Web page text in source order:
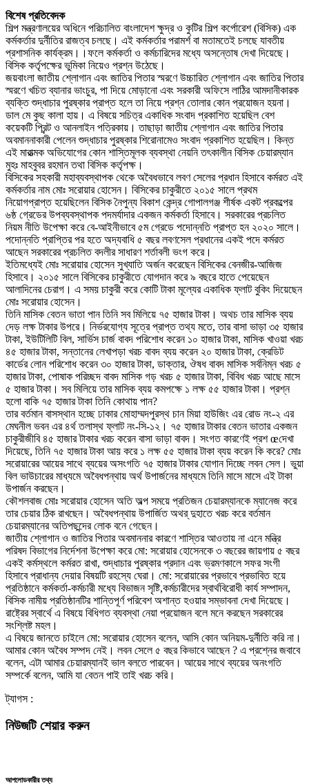
বিশেষ প্রতিবেদক
শিল্প মন্ত্রণালয়ের অধিনে পরিচালিত বাংলাদেশ ক্ষুদ্র ও কুটির শিল্প কর্পোরেশ (বিসিক) এক
কর্মকর্তার দুর্নীতির রাজত্ব চলছে। এই কর্মকর্তার পরামর্শ বা মতামতেই চলছে যাবতীয়
প্রশাসনিক কার্যক্রম।।ফলে কর্মকর্তা ও কর্মচারিদের মধ্যে অসন্তোষ দেখা দিয়েছে।
বিসিক কর্তৃপক্ষের ভুমিকা নিয়েও প্রশ্ন উঠেছে।
জয়বাংলা জাতীয় শ্লোগান এবং জাতির পিতার স্মরণে উচ্চারিত শ্লোগান এবং জাতির পিতার
স্মরণে খচিত ব্যানার ভাংচুর, পা দিয়ে মোড়ানো এবং সরকারী অফিসে লাঠির আমদানীকারক
ব্যক্তি শুদ্ধাচার পুরষ্কার প্রাপ্ত হলে তা নিয়ে প্রশ্ন তোলার কোন প্রয়োজন হয়না।
ডাল মে কুছ কালা হায়। এ বিষয়ে সচিত্র একাধিক সংবাদ প্রকাশিত হয়েছিল বেশ
কয়েকটি প্রিন্ট ও আনলাইন পত্রিকায়। তাছাড়া জাতীয় শ্লোগান এবং জাতির পিতার
অবমাননাকারী পেলেন শুদ্ধাচার পুরষ্কার শিরোনামেও সংবাদ প্রকাশিত হয়েছিল। কিন্ত
এই মারাত্মক অভিযোগের কোন শাস্তিমূলক ব্যবস্থা নেয়নি তৎকালীন বিসিক চেয়ারম্যান
মুহঃ মাহবুবর রহমান তথা বিসিক কর্তৃপক্ষ।
বিসিকের সহকারী মহাব্যবস্থাপক থেকে অবৈধভাবে লবণ সেলের প্রধান হিসাবে কর্মরত এই
কর্মকর্তার নাম মোঃ সরোয়ার হোসেন। বিসিকের চাকুরীতে ২০১৫ সালে প্রথম
নিয়োগপ্রাপ্ত হয়েছিলেন বিসিক নৈপুন্য বিকাশ কেন্দ্র গোপালগঞ্জ শীর্ষক একট প্রকল্পের
৬ষ্ঠ গ্রেডের উপব্যবস্থাপক পদমর্যাদার একজন কর্মকর্তা হিসাবে। সরকারের প্রচলিত
নিয়ম নীতি উপেক্ষা করে বে-আইনীভাবে ৫ম গ্রেডে পদোন্নতি প্রাপ্ত হন ২০২০ সালে।
পদোন্নতি প্রাপ্তির পর হতে অদ্যবাধি ৫ বছর লবণসেল প্রধানের একই পদে কর্মরত
আছেন সরকারের প্রচলিত বদলীর সাধারণ শর্তাবলী ভংগ করে।
ইতিমধ্যেই মোঃ সরোয়ার হোসেন সুখ্যাতি অর্জন করেছেন বিসিকের বেনজীর-আজিজ
হিসাবে। ২০১৫ সালে বিসিকের চাকুরীতে যোগদান করে ৯ বছরে হাতে পেয়েছেন
আলাদিনের চেরাগ। এ সময় চাকুরী করে কোটি টাকা মূল্যের একাধিক ফ্লাট বুকিং দিয়েছেন
মোঃ সরোয়ার হোসেন।
তিনি মাসিক বেতন ভাতা পান তিনি সব মিলিয়ে ৭৫ হাজার টাকা। অথচ তার মাসিক ব্যয়
দেড় লক্ষ টাকার উপরে। নির্ভরযোগ্য সূত্রে প্রাপ্ত তথ্য মতে, তার বাসা ভাড়া ৩৫ হাজার
টাকা, ইউটিলিটি বিল, সার্ভিস চার্জ বাবদ পরিশোধ করেন ১০ হাজার টাকা, মাসিক খাওয়া খরচ
৪৫ হাজার টাকা, সন্তানের লেখাপড়া খরচ বাবদ ব্যয় করেন ২০ হাজার টাকা, ক্রেডিট
কার্ডের লোন পরিশোধ করেন ৩০ হাজার টাকা, ডাক্তার, ঔষধ বাবদ মাসিক সর্বনিম্ন খরচ ৫
হাজার টাকা, পোষাক পরিচ্ছদ বাবদ মাসিক গড় খরচ ৫ হাজার টাকা, বিবিধ খরচ আছে মাসে
৫ হাজার টাকা। সব মিলিয়ে তার মাসিক ব্যয় কমপক্ষে ১ লক্ষ ৫৫ হাজার টাকা। প্রশ্ন
হলো বাকি ৭৫ হাজার টাকা তিনি কোথায় পান?
তার বর্তমান বাসস্থান হচ্ছে ঢাকার মোহাম্মদপুরস্থ চান মিয়া হাউজিং এর রোড নং-২ এর
মেঘনীল ভবন এর ৪র্থ তলাস্থ ফ্লাট নং-সি-১২। ৭৫ হাজার টাকার বেতন ভাতার একজন
চাকুরীজীবি ৪৫ হাজার টাকার খরচ করেন বাসা ভাড়া বাবদ। সংগত কারণেই প্রশ œদেখা
দিয়েছে, তিনি ৭৫ হাজার টাকা আয় করে ১ লক্ষ ৫৫ হাজার টাকা ব্যয় করেন কি করে? মোঃ
সরোয়ারের আয়ের সাথে ব্যয়ের অসংগতি ৭৫ হাজার টাকার যোগান দিচ্ছে লবন সেল। ভুয়া
বিল ভাউচারের মাধ্যমে অবৈধপন্থায় অর্থ উপার্জনের মাধ্যমে তিনি মাসে মাসে এই টাকা
উপার্জন করছেন।
কৌশলবাজ মোঃ সরোয়ার হোসেন অতি অল্প সময়ে প্রতিজন চেয়ারম্যানকে ম্যানেজ করে
তার চেয়ার ঠিক রাখছেন। অবৈধপন্থায় উপার্জিত অথর্ দুহাতে খরচ করে বর্তমান
চেয়ারম্যানের অতিপছন্দের লোক বনে গেছেন।
জাতীয় শ্লোগান ও জাতির পিতার অবমাননার কারণে শাস্তির আওতায় না এনে মন্ত্রি
পরিষদ বিভাগের নির্দেশনা উপেক্ষা করে মো: সরোয়ার হোসেনকে ৩ বছরের জায়গায় ৫ বছর
একই কর্মস্থলে কর্মরত রাখা, শুদ্ধাচার পুরষ্কার প্রদান এবং ভ্রমণকালে সফর সংগী
হিসাবে প্রাধান্য দেয়ার বিষয়টি রহস্যে ঘেরা। মো: সরোয়ারের প্রভাবে প্রভাবিত হয়ে
প্রতিষ্ঠানে কর্মকর্তা-কর্মচারী মধ্যে বিভাজন সৃষ্টি,কর্মচারীদের স্বার্থবিরোধী কার্য সম্পাদন,
বিসিক নামীয় প্রতিষ্ঠানটির শান্তিপূর্ণ পরিবেশ অশান্ত হওয়ার সম্ভাবনা দেখা দিয়েছে।
রাষ্ট্রের স্বার্থে এ বিষয়ে বিধিগত ব্যবস্থা নেয়া প্রয়োজন বলে মনে করছেন সরকারের
সংশ্লিষ্ট মহল।
এ বিষয়ে জানতে চাইলে মো: সরোয়ার হোসেন বলেন, আসি কোন অনিয়ম-দুর্নীতি করি না।
আমার কোন অবৈধ সম্পদ নেই। লবন সেলে ৫ বছর কিভাবে আছেন ? এ প্রশ্নের জবাবে
বলেন, এটা আমার চেয়ারম্যানই ভাল বলতে পারবেন। আয়ের সাথে ব্যয়ের অনংগতি
সম্পর্কে বলেন, আমি যা বেতন পাই তাই খরচ করি।
ট্যাগস :
নিউজটি শেয়ার করুন
আপলোডকারীর তথ্য